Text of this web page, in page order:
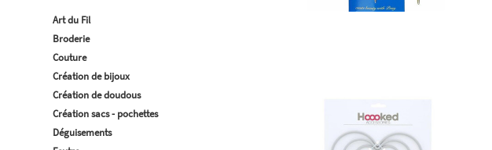
Art du Fil
Broderie
Couture
Création de bijoux
Création de doudous
Création sacs - pochettes
Déguisements